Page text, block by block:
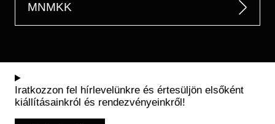
MNMKK
Iratkozzon fel hírlevelünkre és értesüljön elsőként
kiállításainkról és rendezvényeinkről!